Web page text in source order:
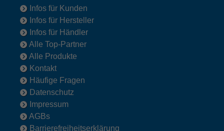
Infos für Kunden
Infos für Hersteller
Infos für Händler
Alle Top-Partner
Alle Produkte
Kontakt
Häufige Fragen
Datenschutz
Impressum
AGBs
Barrierefreiheitserklärung